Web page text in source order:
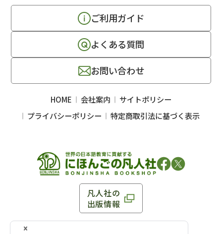
凡人社の
出版情報
〒102-0093 東京都千代田区平河町 1-3-13 8F
ご利用ガイド
よくある質問
お問い合わせ
HOME 会社案内
サイトポリシー
プライバシーポリシー
特定商取引法に基づく表示